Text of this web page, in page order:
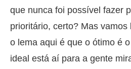
que nunca foi possível fazer
prioritário, certo? Mas
o lema aqui é que o ótimo é
ideal está aí para a gente